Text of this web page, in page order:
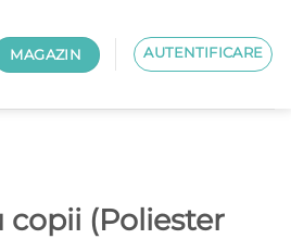
MAGAZIN AUTENTIFICARE
(Poliester